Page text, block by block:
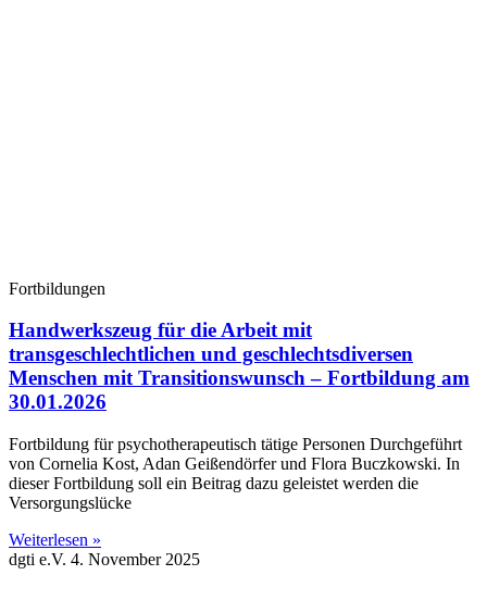
Fortbildungen
Handwerkszeug für die Arbeit mit
transgeschlechtlichen und geschlechtsdiversen
Menschen mit Transitionswunsch – Fortbildung am
30.01.2026
Fortbildung für psychotherapeutisch tätige Personen Durchgeführt
von Cornelia Kost, Adan Geißendörfer und Flora Buczkowski. In
dieser Fortbildung soll ein Beitrag dazu geleistet werden die
Versorgungslücke
Weiterlesen »
dgti e.V. 4. November 2025